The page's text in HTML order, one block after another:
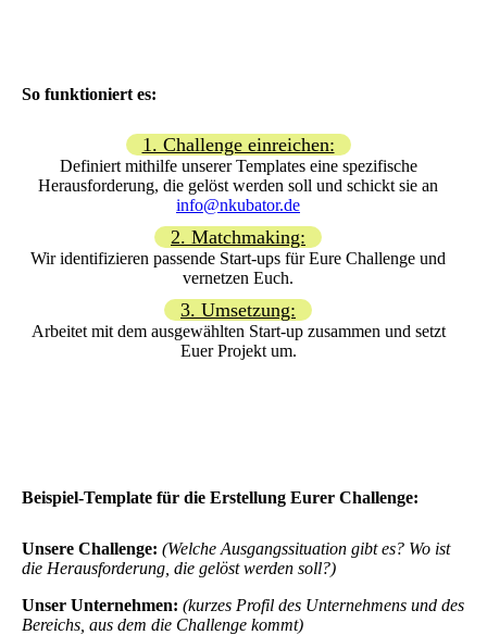
So funktioniert es:
1. Challenge einreichen:
Definiert mithilfe unserer Templates eine spezifische
Herausforderung, die gelöst werden soll und schickt sie an
info@nkubator.de
2. Matchmaking:
Wir identifizieren passende Start-ups für Eure Challenge und
vernetzen Euch.
3. Umsetzung:
Arbeitet mit dem ausgewählten Start-up zusammen und setzt
Euer Projekt um.
Beispiel-Template für die Erstellung Eurer Challenge:
Unsere Challenge: (Welche Ausgangssituation gibt es? Wo ist
die Herausforderung, die gelöst werden soll?)
Unser Unternehmen: (kurzes Profil des Unternehmens und des
Bereichs, aus dem die Challenge kommt)